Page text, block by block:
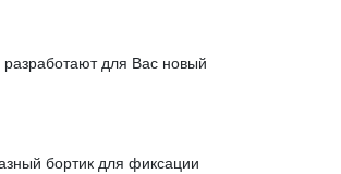
для Вас новый
бортик для фиксации